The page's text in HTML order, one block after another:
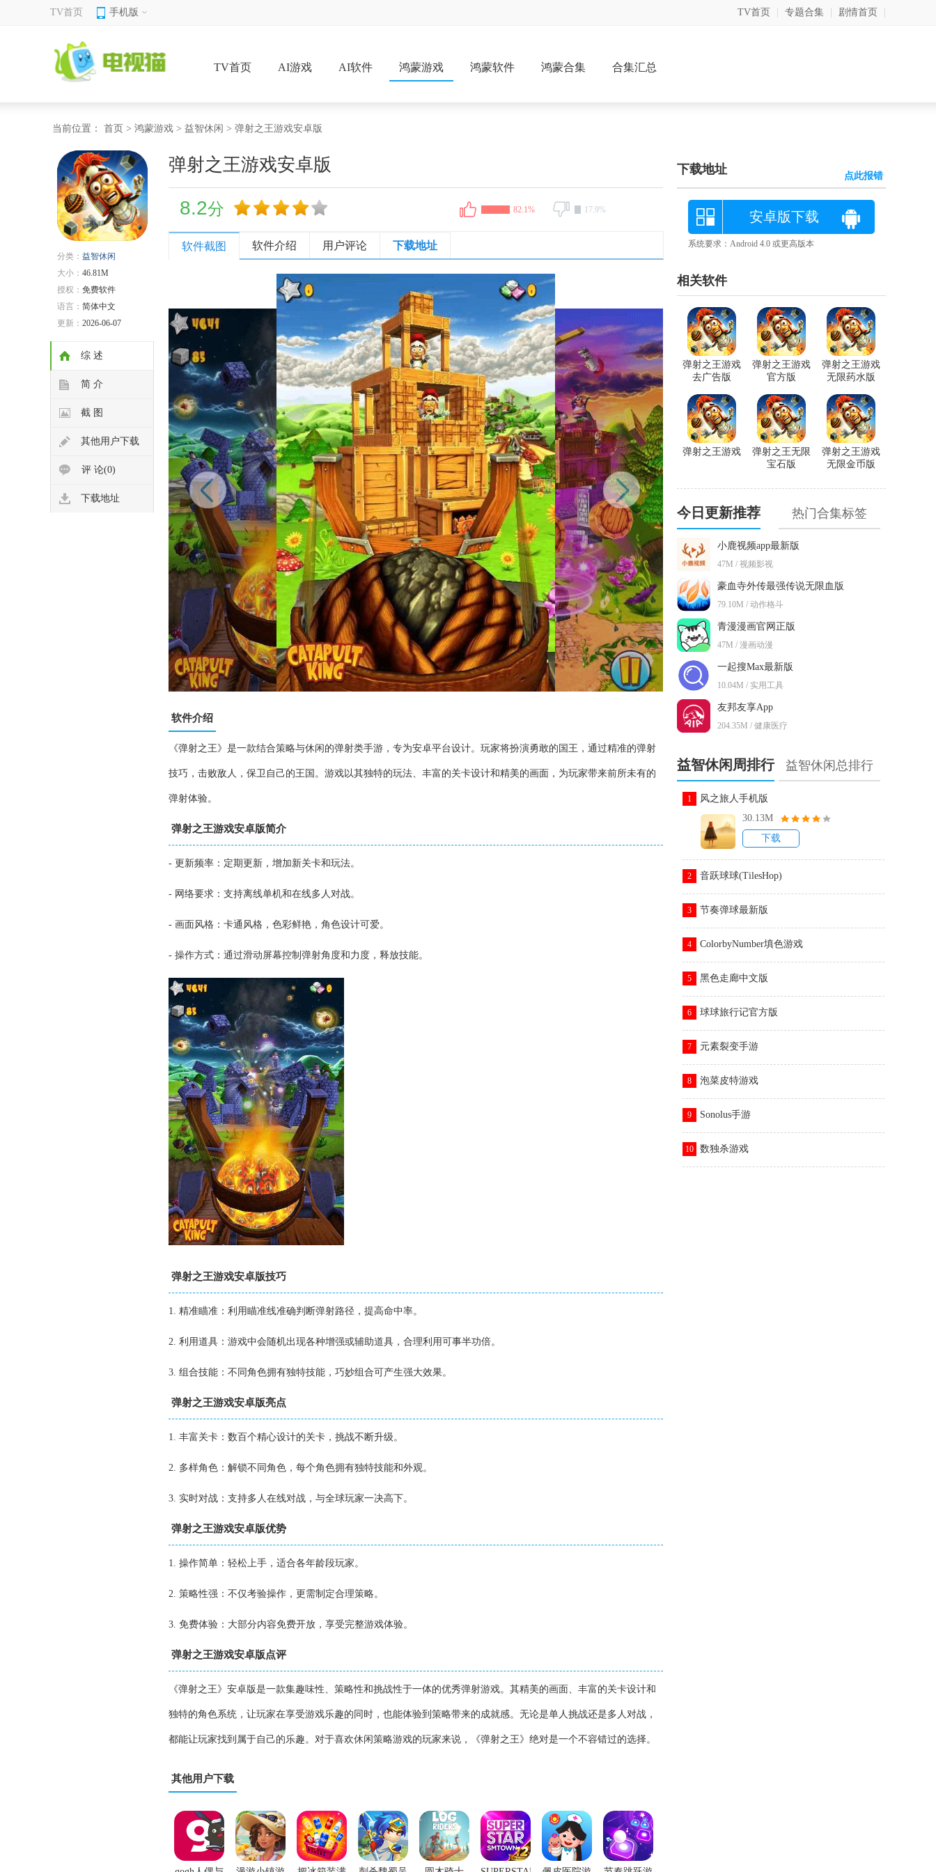
TV首页 手机版 TV首页 专题合集 剧情首页
TV首页 AI游戏 AI软件 鸿蒙游戏 鸿蒙软件 鸿蒙合集 合集汇总
当前位置： 首页 > 鸿蒙游戏 > 益智休闲 > 弹射之王游戏安卓版
分类： 益智休闲
大小： 46.81M
授权： 免费软件
语言： 简体中文
更新： 2026-06-07
综 述
简 介
截 图
其他用户下载
评 论(0)
下载地址
弹射之王游戏安卓版
8.2分 82.1% 17.9%
软件截图 软件介绍 用户评论 下载地址
软件介绍
《弹射之王》是一款结合策略与休闲的弹射类手游，专为安卓平台设计。玩家将扮演勇敢的国王，通过精准的弹射
技巧，击败敌人，保卫自己的王国。游戏以其独特的玩法、丰富的关卡设计和精美的画面，为玩家带来前所未有的
弹射体验。
弹射之王游戏安卓版简介
- 更新频率：定期更新，增加新关卡和玩法。
- 网络要求：支持离线单机和在线多人对战。
- 画面风格：卡通风格，色彩鲜艳，角色设计可爱。
- 操作方式：通过滑动屏幕控制弹射角度和力度，释放技能。
弹射之王游戏安卓版技巧
1. 精准瞄准：利用瞄准线准确判断弹射路径，提高命中率。
2. 利用道具：游戏中会随机出现各种增强或辅助道具，合理利用可事半功倍。
3. 组合技能：不同角色拥有独特技能，巧妙组合可产生强大效果。
弹射之王游戏安卓版亮点
1. 丰富关卡：数百个精心设计的关卡，挑战不断升级。
2. 多样角色：解锁不同角色，每个角色拥有独特技能和外观。
3. 实时对战：支持多人在线对战，与全球玩家一决高下。
弹射之王游戏安卓版优势
1. 操作简单：轻松上手，适合各年龄段玩家。
2. 策略性强：不仅考验操作，更需制定合理策略。
3. 免费体验：大部分内容免费开放，享受完整游戏体验。
弹射之王游戏安卓版点评
《弹射之王》安卓版是一款集趣味性、策略性和挑战性于一体的优秀弹射游戏。其精美的画面、丰富的关卡设计和
独特的角色系统，让玩家在享受游戏乐趣的同时，也能体验到策略带来的成就感。无论是单人挑战还是多人对战，
都能让玩家找到属于自己的乐趣。对于喜欢休闲策略游戏的玩家来说，《弹射之王》绝对是一个不容错过的选择。
其他用户下载
下载地址 点此报错
安卓版下载
系统要求：Android 4.0 或更高版本
相关软件
弹射之王游戏
无限药水版
弹射之王游戏
官方版
弹射之王游戏
去广告版
弹射之王游戏
无限金币版
弹射之王无限
宝石版
弹射之王游戏
今日更新推荐 热门合集标签
小鹿视频app最新版
47M / 视频影视
豪血寺外传最强传说无限血版
79.10M / 动作格斗
青漫漫画官网正版
47M / 漫画动漫
一起搜Max最新版
10.04M / 实用工具
友邦友享App
204.35M / 健康医疗
益智休闲周排行 益智休闲总排行
1
风之旅人手机版
30.13M
下载
2 音跃球球(TilesHop)
3 节奏弹球最新版
4 ColorbyNumber填色游戏
5 黑色走廊中文版
6 球球旅行记官方版
7 元素裂变手游
8 泡菜皮特游戏
9 Sonolus手游
10 数独杀游戏